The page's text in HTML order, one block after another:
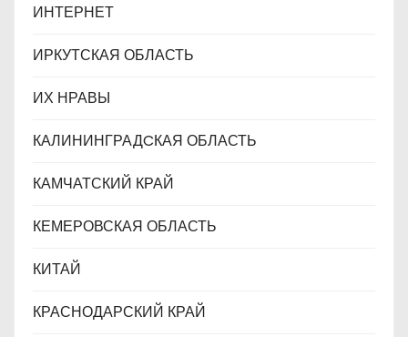
ИНТЕРНЕТ
ИРКУТСКАЯ ОБЛАСТЬ
ИХ НРАВЫ
КАЛИНИНГРАДCКАЯ ОБЛАСТЬ
КАМЧАТСКИЙ КРАЙ
КЕМЕРОВСКАЯ ОБЛАСТЬ
КИТАЙ
КРАСНОДАРСКИЙ КРАЙ